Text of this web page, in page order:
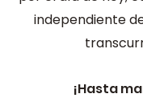
independiente
¡Hasta